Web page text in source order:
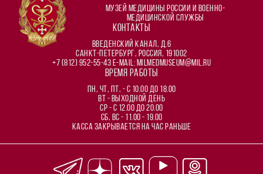
Музей медицины России и военно-
медицинской службы
КОНТАКТЫ
Введенский канал, д.6
Санкт-Петербург, Россия, 191002
+7 (812) 952-55-43 E-mail: milmedmuseum@mil.ru
ВРЕМЯ РАБОТЫ
ПН, ЧТ, ПТ, - с 10.00 до 18.00
ВТ - Выходной день
СР - с 12.00 до 20.00
СБ, ВС - 11.00 - 19.00
Касса закрывается на час раньше